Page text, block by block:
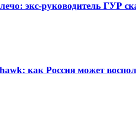
экс-руководитель ГУР
как Россия может